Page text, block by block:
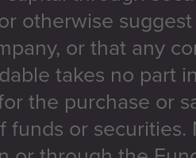
otherwise
or that any
takes no part
the purchase or
funds or